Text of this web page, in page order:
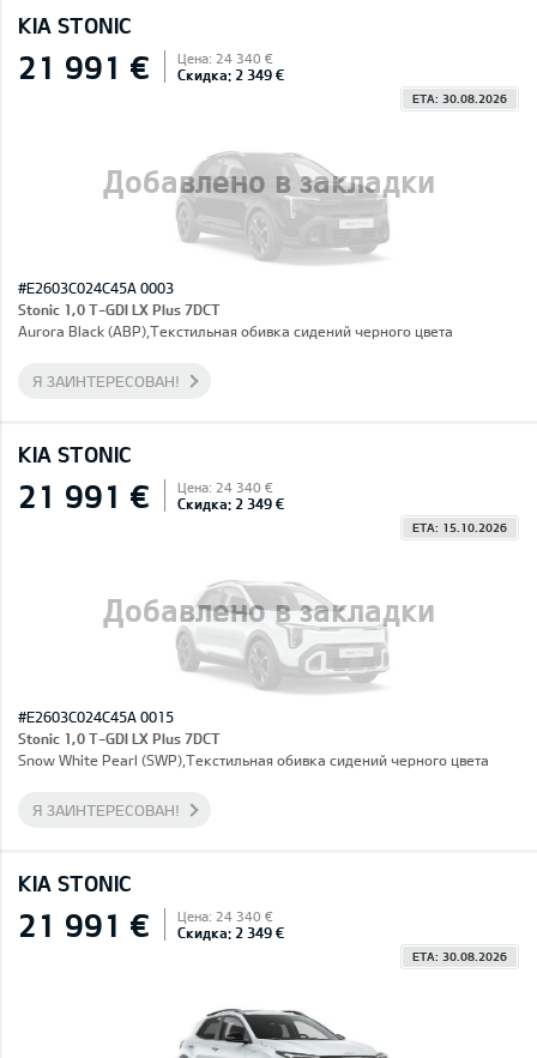
KIA STONIC
Добавлено в закладки
21 991 € Цена: 24 340 €
Скидка: 2 349 €
ETA: 30.08.2026
#E2603C024C45A 0003
Stonic 1,0 T-GDI LX Plus 7DCT
Aurora Black (ABP),Текстильная обивка сидений черного цвета
Я ЗАИНТЕРЕСОВАН!
KIA STONIC
Добавлено в закладки
21 991 € Цена: 24 340 €
Скидка: 2 349 €
ETA: 15.10.2026
#E2603C024C45A 0015
Stonic 1,0 T-GDI LX Plus 7DCT
Snow White Pearl (SWP),Текстильная обивка сидений черного цвета
Я ЗАИНТЕРЕСОВАН!
KIA STONIC
21 991 € Цена: 24 340 €
Скидка: 2 349 €
ETA: 30.08.2026